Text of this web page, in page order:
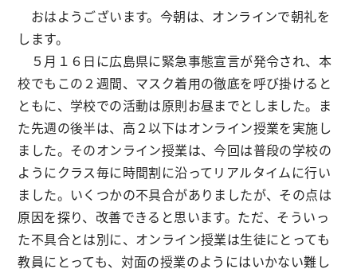
おはようございます。今朝は、オンラインで朝礼を
します。
５月１６日に広島県に緊急事態宣言が発令され、本
校でもこの２週間、マスク着用の徹底を呼び掛けると
ともに、学校での活動は原則お昼までとしました。ま
た先週の後半は、高２以下はオンライン授業を実施し
ました。そのオンライン授業は、今回は普段の学校の
ようにクラス毎に時間割に沿ってリアルタイムに行い
ました。いくつかの不具合がありましたが、その点は
原因を探り、改善できると思います。ただ、そういっ
た不具合とは別に、オンライン授業は生徒にとっても
教員にとっても、対面の授業のようにはいかない難し